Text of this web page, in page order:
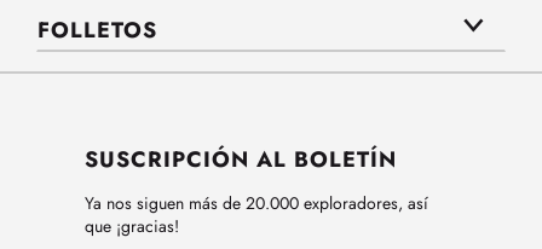
FOLLETOS
SUSCRIPCIÓN AL BOLETÍN
Ya nos siguen más de 20.000 exploradores, así
que ¡gracias!